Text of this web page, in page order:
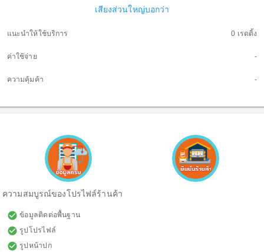
เสียงส่วนใหญ่บอกว่า
แนะนำให้ใช้บริการ 0 เรดติ้ง
ค่าใช้จ่าย -
ความคุ้มค้า -
ความสมบูรณ์ของโปรไฟล์ร้านค้า
check_circle ข้อมูลติดต่อพื้นฐาน
check_circle รูปโปรไฟล์
check_circle รูปหน้าปก